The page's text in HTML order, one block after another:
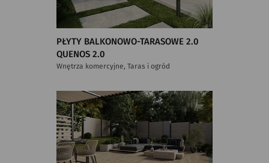
PŁYTY BALKONOWO-TARASOWE 2.0
QUENOS 2.0
Wnętrza komercyjne, Taras i ogród